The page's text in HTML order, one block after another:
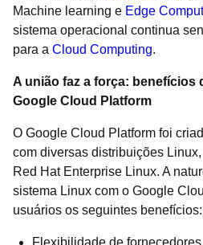
Machine learning e Edge
sistema operacional continua
para a Cloud Computing.
A união faz a força: benefícios
Google Cloud Platform
O Google Cloud Platform foi
com diversas distribuições
Red Hat Enterprise Linux. A
sistema Linux com o Google
usuários os seguintes benefícios:
Flexibilidade de